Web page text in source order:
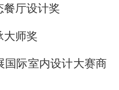
餐厅设计奖
大师奖
际室内设计大赛商